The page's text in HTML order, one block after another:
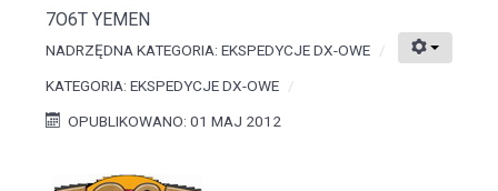
7O6T YEMEN
NADRZĘDNA KATEGORIA: EKSPEDYCJE DX-OWE
KATEGORIA: EKSPEDYCJE DX-OWE
OPUBLIKOWANO: 01 MAJ 2012